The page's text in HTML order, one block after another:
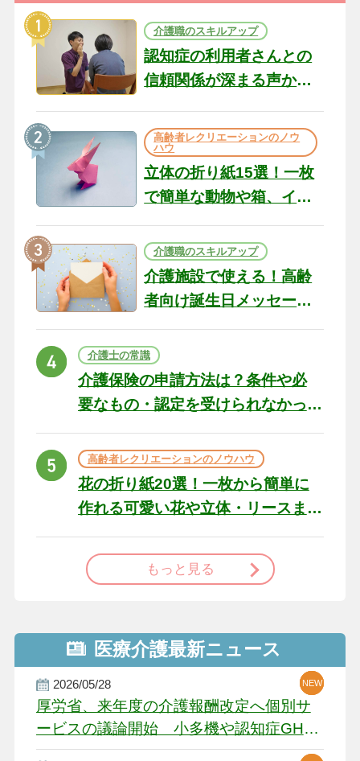
介護職のスキルアップ
認知症の利用者さんとの
信頼関係が深まる声かけ
の現場から（22）
高齢者レクリエーションのノウ
ハウ
立体の折り紙15選！一枚
で簡単な動物や箱、イン
テリアになる作品まで
介護職のスキルアップ
介護施設で使える！高齢
者向け誕生日メッセージ
の例文と書き方のポイン
ト
介護士の常識
介護保険の申請方法は？条件や必
要なもの・認定を受けられなかっ
た場合の対処法
高齢者レクリエーションのノウハウ
花の折り紙20選！一枚から簡単に
作れる可愛い花や立体・リースま
で
もっと見る
医療介護最新ニュース
2026/05/28
厚労省、来年度の介護報酬改定へ個別サ
ービスの議論開始 小多機や認知症GH、
厳しい経営環境に危機感
NEW
NEW
NEW